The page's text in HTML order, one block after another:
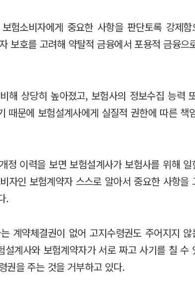
험소비자에게 중요한 사항을 판단토록 강제함
보호를 고려해 약탈적 금융에서 포용적 금융으
해 상당히 높아졌고, 보험사의 정보수집 능력
때문에 보험설계사에게 실질적 권한에 따른 책
정 이력을 보면 보험설계사가 보험사를 위해 일
자인 보험계약자 스스로 알아서 중요한 사항을
.
계약체결권이 없어 고지수령권도 주어지지 않
계사와 보험계약자가 서로 짜고 사기를 칠 수
권을 주는 것을 거부하고 있다.